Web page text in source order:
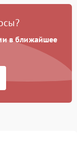
в ближайшее